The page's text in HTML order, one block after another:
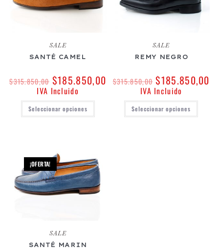
SALE
SANTÉ CAMEL
$315.850,00 $185.850,00
IVA Incluido
Seleccionar opciones
SALE
REMY NEGRO
$315.850,00 $185.850,00
IVA Incluido
Seleccionar opciones
¡OFERTA!
SALE
SANTÉ MARIN